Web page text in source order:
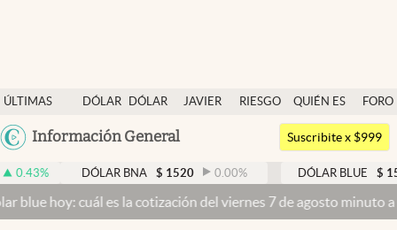
ÚLTIMAS
NOTICIAS
DÓLAR
DÓLAR
JAVIER
RIESGO
QUIÉN ES
QUIÉN
FORO
Argentina
México
Información General
Dólar
Members
Economía y Política
Finanzas y Mercados
Suscribite x $999
DÓLAR BNA $ 1520 0.00% DÓLAR BLUE $ 1525 -
cuál es la cotización del viernes 7 de agosto minuto a minuto